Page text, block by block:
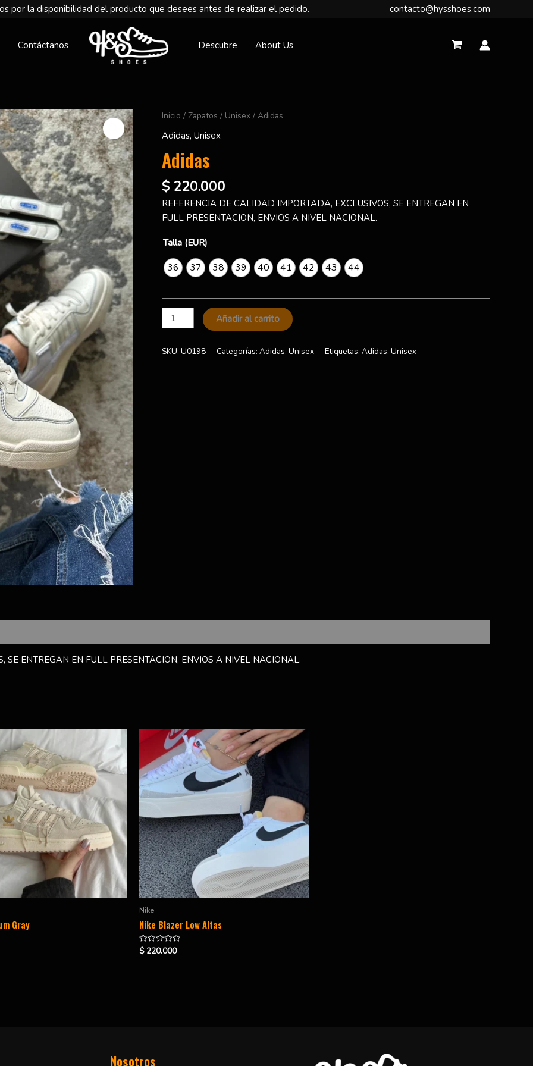
por la disponibilidad del producto que desees antes de realizar el pedido. contacto@hysshoes.com
Contáctanos Descubre About Us
Inicio / Zapatos / Unisex / Adidas
Adidas, Unisex
Adidas
$ 220.000
REFERENCIA DE CALIDAD IMPORTADA, EXCLUSIVOS, SE ENTREGAN EN
FULL PRESENTACION, ENVIOS A NIVEL NACIONAL.
Talla (EUR)
36 37 38 39 40 41 42 43 44
Adidas
cantidad
Añadir al carrito
SKU: U0198 Categorías: Adidas, Unisex Etiquetas: Adidas, Unisex
ENTREGAN EN FULL PRESENTACION, ENVIOS A NIVEL NACIONAL.
Gray
Nike
Nike Blazer Low Altas
Valorado
en
$ 220.000
Nosotros